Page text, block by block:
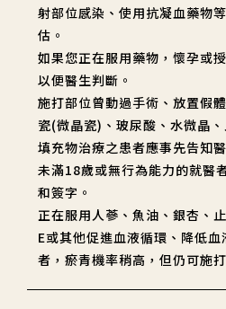
射部位感染、使用抗凝血藥物
估。
如果您正在服用藥物，懷孕或
以便醫生判斷。
施打部位曾動過手術、放置假
瓷(微晶瓷)、玻尿酸、水微晶
填充物治療之患者應事先告知醫
未滿18歲或無行為能力的就醫
和簽字。
正在服用人蔘、魚油、銀杏、
E或其他促進血液循環、降低
者，瘀青機率稍高，但仍可施打